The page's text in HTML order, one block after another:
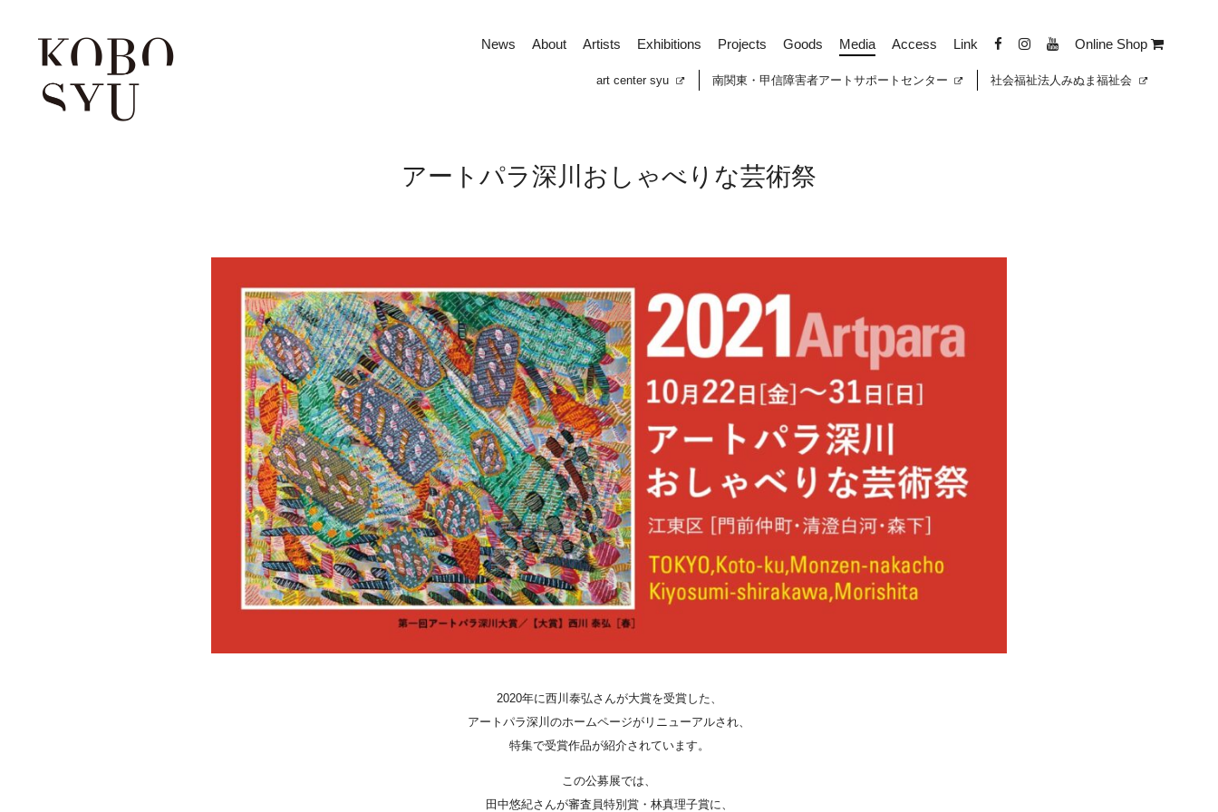
News About Artists Exhibitions Projects Goods Media Access Link Online Shop
art center syu 南関東・甲信障害者アートサポートセンター 社会福祉法人みぬま福祉会
About
Artists
Exhibitions
Projects
Goods
Media
Access
Link
Facebook
Youtube
art center syu
アートパラ深川おしゃべりな芸術祭
2020年に西川泰弘さんが大賞を受賞した、
アートパラ深川のホームページがリニューアルされ、
特集で受賞作品が紹介されています。
この公募展では、
田中悠紀さんが審査員特別賞・林真理子賞に、